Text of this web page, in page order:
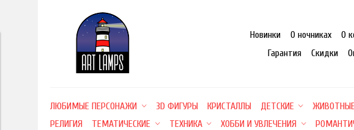
Новинки О ночниках О
Гарантия
Скидки
ЛЮБИМЫЕ ПЕРСОНАЖИ 3D ФИГУРЫ КРИСТАЛЛЫ ДЕТСКИЕ ЖИВОТНЫЕ
РЕЛИГИЯ
ТЕМАТИЧЕСКИЕ ТЕХНИКА ХОББИ И УВЛЕЧЕНИЯ